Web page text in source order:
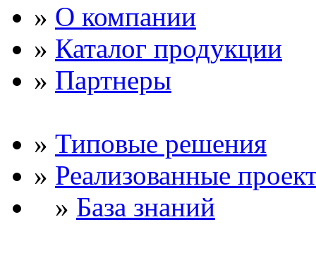
» О компании
» Каталог продукции
» Партнеры
» Типовые решения
» Реализованные
» База знаний